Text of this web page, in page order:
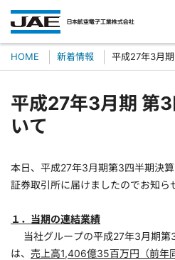
HOME 新着情報 平成27年3月
平成27年3月期 第
いて
本日、平成27年3月期第3四半期決
証券取引所に届けましたのでお知ら
１．当期の連結業績
当社グループの平成27年3月期第
は、 売上高1,406億35百万円（前年